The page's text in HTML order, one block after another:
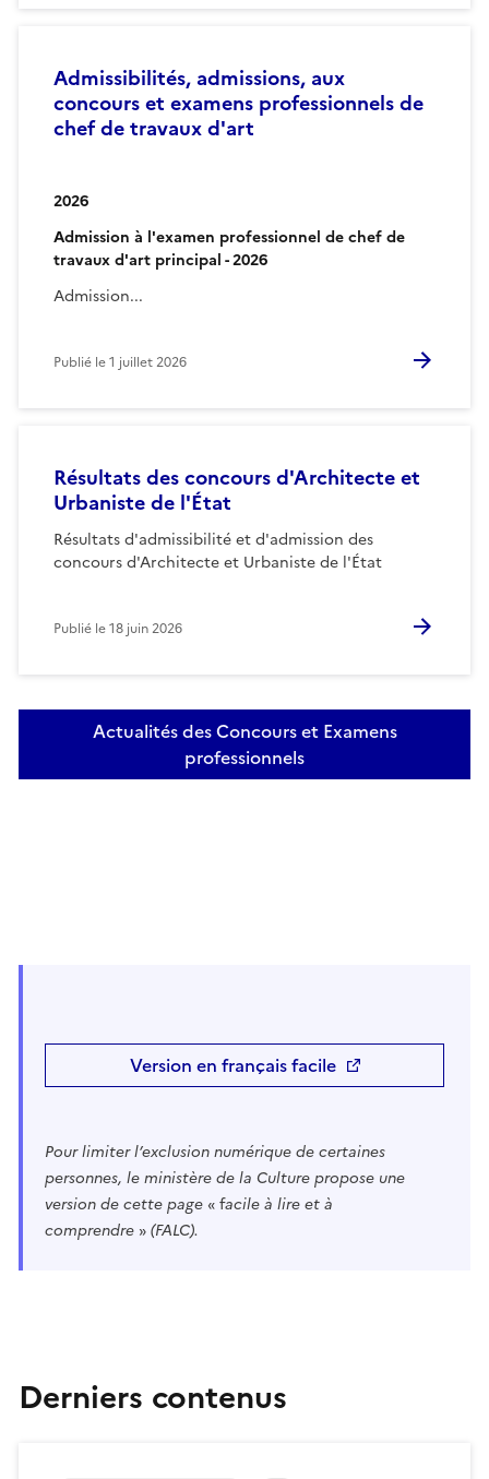
Admissibilités, admissions, aux
concours et examens professionnels de
chef de travaux d'art
2026
Admission à l'examen professionnel de chef de
travaux d'art principal - 2026
Admission...
Publié le1 juillet 2026
Résultats des concours d'Architecte et
Urbaniste de l'État
Résultats d'admissibilité et d'admission des
concours d'Architecte et Urbaniste de l'État
Publié le18 juin 2026
Actualités des Concours et Examens
professionnels
Version en français facile
Pour limiter l’exclusion numérique de certaines
personnes, le ministère de la Culture propose une
version de cette page « facile à lire et à
comprendre »(FALC).
Derniers contenus